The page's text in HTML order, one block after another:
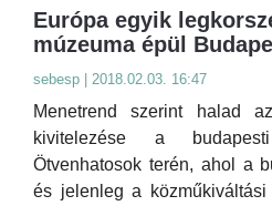
Európa egyik
múzeuma épül
sebesp | 2018.02.03. 16:47
Menetrend szerint halad
kivitelezése a
Ötvenhatosok terén, ahol a
és jelenleg a